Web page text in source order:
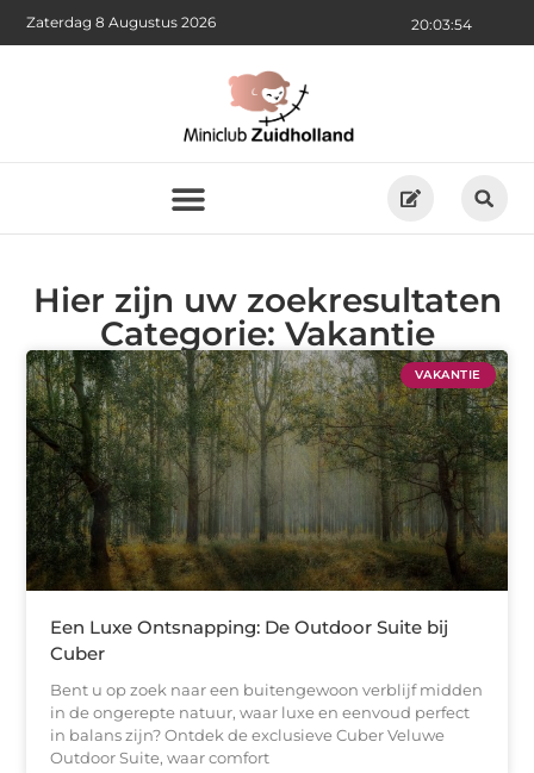
20:03:54
Zaterdag 8 Augustus 2026
Hier zijn uw zoekresultaten
Categorie: Vakantie
VAKANTIE
Een Luxe Ontsnapping: De Outdoor Suite bij
Cuber
Bent u op zoek naar een buitengewoon verblijf midden
in de ongerepte natuur, waar luxe en eenvoud perfect
in balans zijn? Ontdek de exclusieve Cuber Veluwe
Outdoor Suite, waar comfort